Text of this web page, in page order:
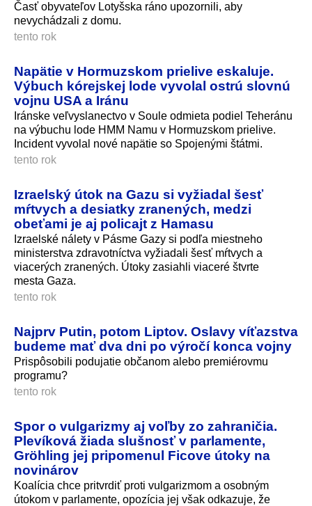
Časť obyvateľov Lotyšska ráno upozornili, aby
nevychádzali z domu.
tento rok
Napätie v Hormuzskom prielive eskaluje.
Výbuch kórejskej lode vyvolal ostrú slovnú
vojnu USA a Iránu
Iránske veľvyslanectvo v Soule odmieta podiel Teheránu
na výbuchu lode HMM Namu v Hormuzskom prielive.
Incident vyvolal nové napätie so Spojenými štátmi.
tento rok
Izraelský útok na Gazu si vyžiadal šesť
mŕtvych a desiatky zranených, medzi
obeťami je aj policajt z Hamasu
Izraelské nálety v Pásme Gazy si podľa miestneho
ministerstva zdravotníctva vyžiadali šesť mŕtvych a
viacerých zranených. Útoky zasiahli viaceré štvrte
mesta Gaza.
tento rok
Najprv Putin, potom Liptov. Oslavy víťazstva
budeme mať dva dni po výročí konca vojny
Prispôsobili podujatie občanom alebo premiérovmu
programu?
tento rok
Spor o vulgarizmy aj voľby zo zahraničia.
Plevíková žiada slušnosť v parlamente,
Gröhling jej pripomenul Ficove útoky na
novinárov
Koalícia chce pritvrdiť proti vulgarizmom a osobným
útokom v parlamente, opozícia jej však odkazuje, že